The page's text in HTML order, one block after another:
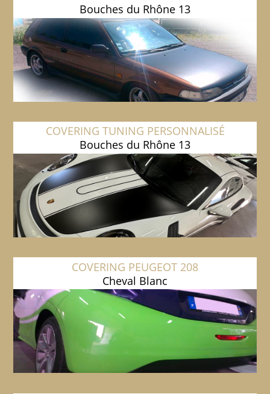
Bouches du Rhône 13
COVERING TUNING PERSONNALISÉ
Bouches du Rhône 13
COVERING PEUGEOT 208
Cheval Blanc